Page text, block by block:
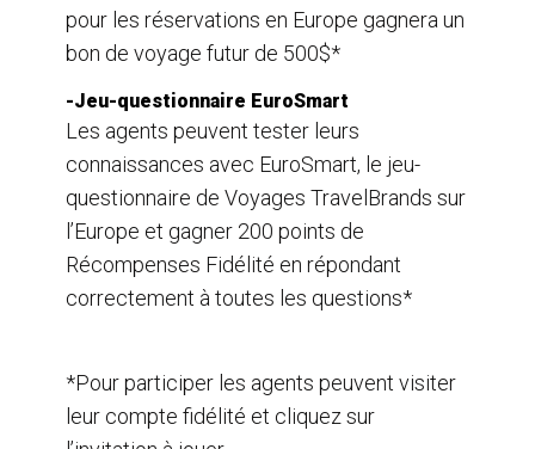
pour les réservations en Europe gagnera un
bon de voyage futur de 500$*
-Jeu-questionnaire EuroSmart
Les agents peuvent tester leurs
connaissances avec EuroSmart, le jeu-
questionnaire de Voyages TravelBrands sur
l’Europe et gagner 200 points de
Récompenses Fidélité en répondant
correctement à toutes les questions*
*Pour participer les agents peuvent visiter
leur compte fidélité et cliquez sur